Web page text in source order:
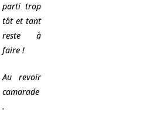
parti trop
tôt et tant
reste à
faire !
Au revoir
camarade
.